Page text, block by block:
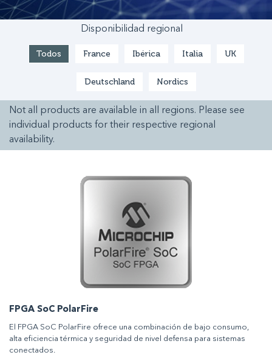
Disponibilidad regional
Todos France Ibérica Italia UK
Deutschland Nordics
Not all products are available in all regions. Please see
individual products for their respective regional
availability.
FPGA SoC PolarFire
El FPGA SoC PolarFire ofrece una combinación de bajo consumo,
alta eficiencia térmica y seguridad de nivel defensa para sistemas
conectados.